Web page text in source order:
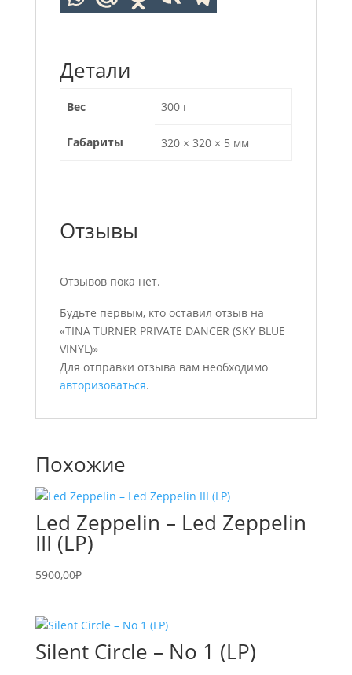
Детали
Вес 300 г
Габариты 320 × 320 × 5 мм
Отзывы
Отзывов пока нет.
Будьте первым, кто оставил отзыв на
«TINA TURNER PRIVATE DANCER (SKY BLUE
VINYL)»
Для отправки отзыва вам необходимо
авторизоваться.
Похожие
Led Zeppelin – Led Zeppelin
III (LP)
5900,00₽
Silent Circle – No 1 (LP)